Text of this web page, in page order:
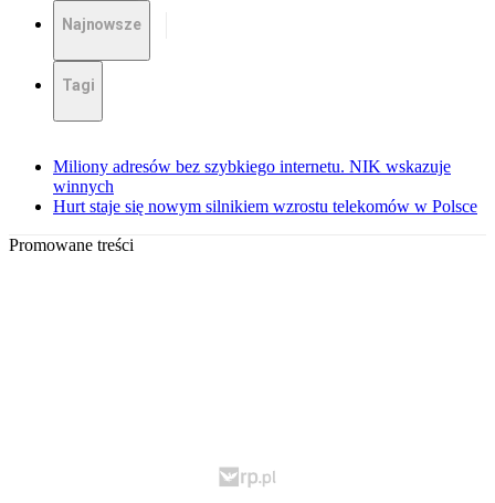
Najnowsze
Tagi
Miliony adresów bez szybkiego internetu. NIK wskazuje
winnych
Hurt staje się nowym silnikiem wzrostu telekomów w Polsce
Promowane treści